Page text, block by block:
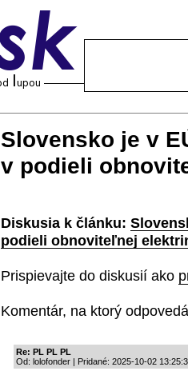
Slovensko je v
v podieli
Diskusia k článku:
podieli obnoviteľnej
Prispievajte do diskusií ako
Komentár, na ktorý
Re: PL PL PL
Od: lolofonder | Pridané: 2025-10-02